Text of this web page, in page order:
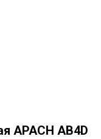
APACH AB4D